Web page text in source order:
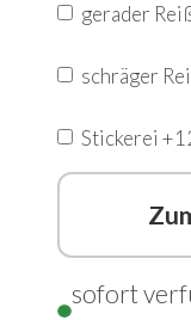
gerader
schräger
Stickerei
sofort